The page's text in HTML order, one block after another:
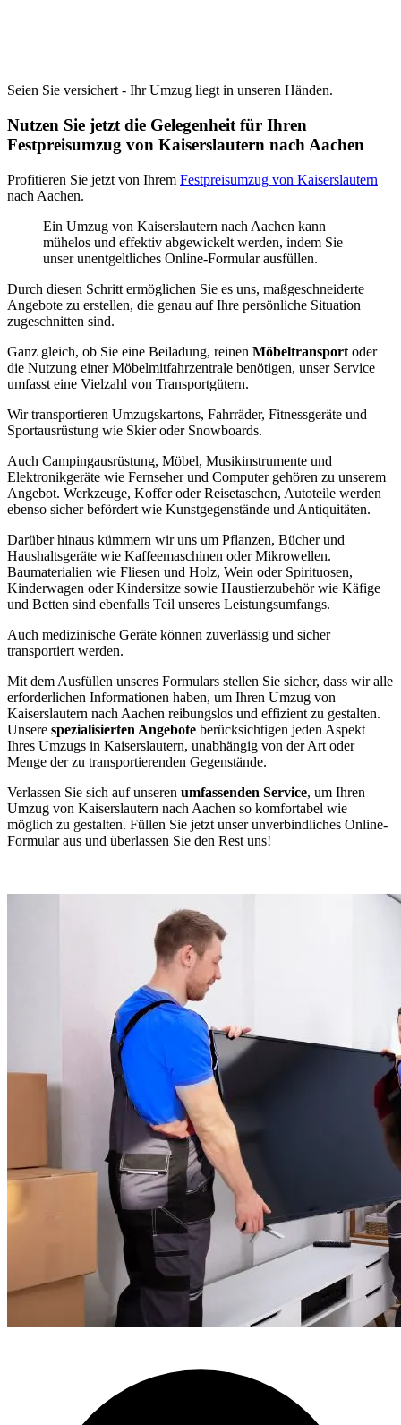
Seien Sie versichert - Ihr Umzug liegt in unseren Händen.
Nutzen Sie jetzt die Gelegenheit für Ihren
Festpreisumzug von Kaiserslautern nach Aachen
Profitieren Sie jetzt von Ihrem Festpreisumzug von Kaiserslautern
nach Aachen.
Ein Umzug von Kaiserslautern nach Aachen kann
mühelos und effektiv abgewickelt werden, indem Sie
unser unentgeltliches Online-Formular ausfüllen.
Durch diesen Schritt ermöglichen Sie es uns, maßgeschneiderte
Angebote zu erstellen, die genau auf Ihre persönliche Situation
zugeschnitten sind.
Ganz gleich, ob Sie eine Beiladung, reinen Möbeltransport oder
die Nutzung einer Möbelmitfahrzentrale benötigen, unser Service
umfasst eine Vielzahl von Transportgütern.
Wir transportieren Umzugskartons, Fahrräder, Fitnessgeräte und
Sportausrüstung wie Skier oder Snowboards.
Auch Campingausrüstung, Möbel, Musikinstrumente und
Elektronikgeräte wie Fernseher und Computer gehören zu unserem
Angebot. Werkzeuge, Koffer oder Reisetaschen, Autoteile werden
ebenso sicher befördert wie Kunstgegenstände und Antiquitäten.
Darüber hinaus kümmern wir uns um Pflanzen, Bücher und
Haushaltsgeräte wie Kaffeemaschinen oder Mikrowellen.
Baumaterialien wie Fliesen und Holz, Wein oder Spirituosen,
Kinderwagen oder Kindersitze sowie Haustierzubehör wie Käfige
und Betten sind ebenfalls Teil unseres Leistungsumfangs.
Auch medizinische Geräte können zuverlässig und sicher
transportiert werden.
Mit dem Ausfüllen unseres Formulars stellen Sie sicher, dass wir alle
erforderlichen Informationen haben, um Ihren Umzug von
Kaiserslautern nach Aachen reibungslos und effizient zu gestalten.
Unsere spezialisierten Angebote berücksichtigen jeden Aspekt
Ihres Umzugs in Kaiserslautern, unabhängig von der Art oder
Menge der zu transportierenden Gegenstände.
Verlassen Sie sich auf unseren umfassenden Service, um Ihren
Umzug von Kaiserslautern nach Aachen so komfortabel wie
möglich zu gestalten. Füllen Sie jetzt unser unverbindliches Online-
Formular aus und überlassen Sie den Rest uns!